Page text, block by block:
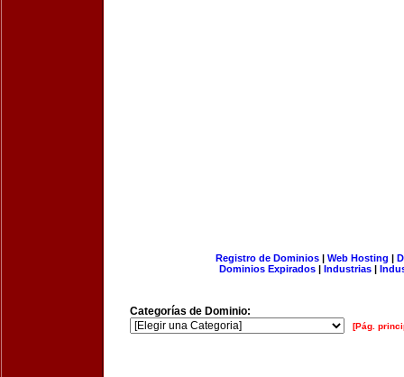
Registro de Dominios| Web Hosting |
Dominios Expirados | Industrias |
Categorías de Dominio:
[Pág.